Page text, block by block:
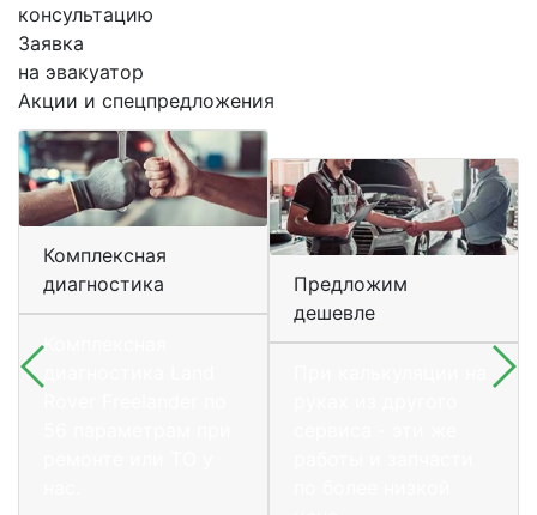
консультацию
Заявка
на эвакуатор
Акции и спецпредложения
Комплексная
диагностика
Комплексная
Предложим
дешевле